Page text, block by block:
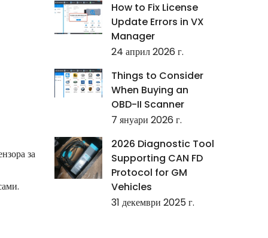
за
How to Fix License
Update Errors in VX
Manager
24 април 2026 г.
Things to Consider
When Buying an
OBD-II Scanner
7 януари 2026 г.
2026 Diagnostic Tool
Supporting CAN FD
Protocol for GM
Vehicles
31 декември 2025 г.